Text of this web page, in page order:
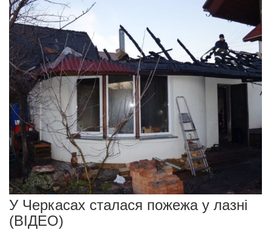
У Черкасах сталася пожежа у лазні
(ВІДЕО)